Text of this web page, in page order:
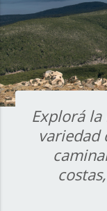
Explorá
variedad